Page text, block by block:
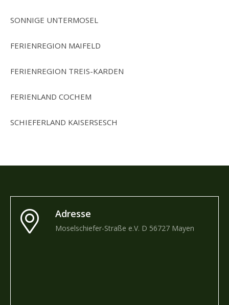
SONNIGE UNTERMOSEL
FERIENREGION MAIFELD
FERIENREGION TREIS-KARDEN
FERIENLAND COCHEM
SCHIEFERLAND KAISERSESCH
Adresse
Moselschiefer-Straße e.V. D 56727 Mayen